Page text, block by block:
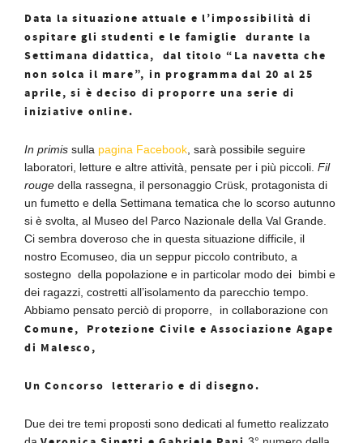
Data la situazione attuale e l’impossibilità di
ospitare gli studenti e le famiglie durante la
Settimana didattica, dal titolo “La navetta che
non solca il mare”, in programma dal 20 al 25
aprile, si è deciso di proporre una serie di
iniziative online.
In primis sulla pagina Facebook, sarà possibile seguire
laboratori, letture e altre attività, pensate per i più piccoli. Fil
rouge della rassegna, il personaggio Crüsk, protagonista di
un fumetto e della Settimana tematica che lo scorso autunno
si è svolta, al Museo del Parco Nazionale della Val Grande.
Ci sembra doveroso che in questa situazione difficile, il
nostro Ecomuseo, dia un seppur piccolo contributo, a
sostegno della popolazione e in particolar modo dei bimbi e
dei ragazzi, costretti all’isolamento da parecchio tempo.
Abbiamo pensato perciò di proporre,
in collaborazione con
Comune, Protezione Civile e Associazione Agape
di Malesco,
Un Concorso letterario e di disegno.
Due dei tre temi proposti sono dedicati al fumetto realizzato